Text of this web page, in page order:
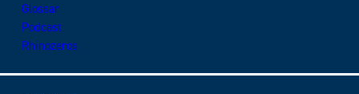
Glossar
Podcast
Rhinozeros